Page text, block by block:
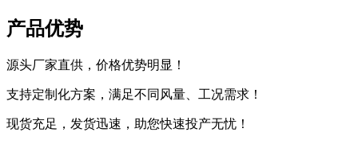
产品优势
源头厂家直供，价格优势明显！
支持定制化方案，满足不同风量、工况需求！
现货充足，发货迅速，助您快速投产无忧！